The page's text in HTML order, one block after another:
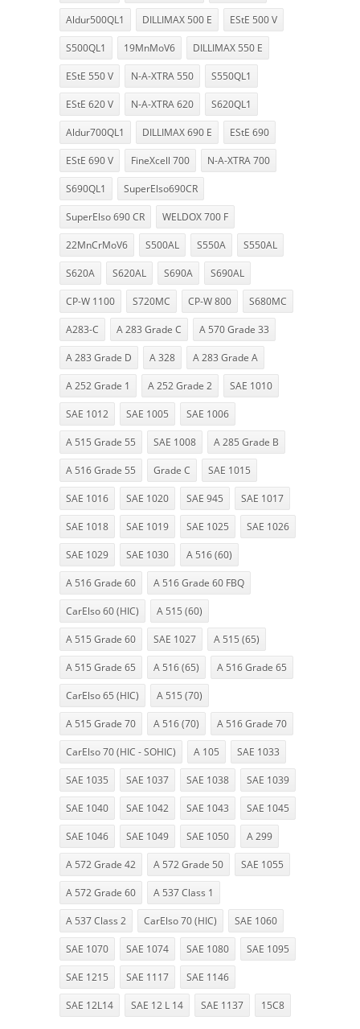
Aldur500QL1 DILLIMAX 500 E EStE 500 V
S500QL1 19MnMoV6 DILLIMAX 550 E
EStE 550 V N-A-XTRA 550 S550QL1
EStE 620 V N-A-XTRA 620 S620QL1
Aldur700QL1 DILLIMAX 690 E EStE 690
EStE 690 V FineXcell 700 N-A-XTRA 700
S690QL1 SuperElso690CR
SuperElso 690 CR WELDOX 700 F
22MnCrMoV6 S500AL S550A S550AL
S620A S620AL S690A S690AL
CP-W 1100 S720MC CP-W 800 S680MC
A283-C A 283 Grade C A 570 Grade 33
A 283 Grade D A 328 A 283 Grade A
A 252 Grade 1 A 252 Grade 2 SAE 1010
SAE 1012 SAE 1005 SAE 1006
A 515 Grade 55 SAE 1008 A 285 Grade B
A 516 Grade 55 Grade C SAE 1015
SAE 1016 SAE 1020 SAE 945 SAE 1017
SAE 1018 SAE 1019 SAE 1025 SAE 1026
SAE 1029 SAE 1030 A 516 (60)
A 516 Grade 60 A 516 Grade 60 FBQ
CarElso 60 (HIC) A 515 (60)
A 515 Grade 60 SAE 1027 A 515 (65)
A 515 Grade 65 A 516 (65) A 516 Grade 65
CarElso 65 (HIC) A 515 (70)
A 515 Grade 70 A 516 (70) A 516 Grade 70
CarElso 70 (HIC - SOHIC) A 105 SAE 1033
SAE 1035 SAE 1037 SAE 1038 SAE 1039
SAE 1040 SAE 1042 SAE 1043 SAE 1045
SAE 1046 SAE 1049 SAE 1050 A 299
A 572 Grade 42 A 572 Grade 50 SAE 1055
A 572 Grade 60 A 537 Class 1
A 537 Class 2 CarElso 70 (HIC) SAE 1060
SAE 1070 SAE 1074 SAE 1080 SAE 1095
SAE 1215 SAE 1117 SAE 1146
SAE 12L14 SAE 12 L 14 SAE 1137 15C8